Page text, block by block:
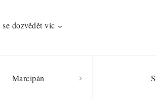
dozvědět víc
Marcipán